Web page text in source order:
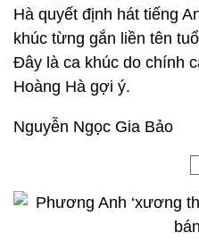
Hà quyết định hát tiếng
khúc từng gắn liền tên
Đây là ca khúc do chính
Hoàng Hà gợi ý.
Nguyễn Ngọc Gia Bảo